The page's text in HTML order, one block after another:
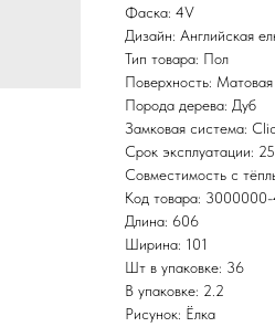
Фаска: 4V
Дизайн: Английская
Тип товара: Пол
Поверхность: Матовая
Порода дерева: Дуб
Замковая система:
Срок эксплуатации: 25
Совместимость с
Код товара:
Длина: 606
Ширина: 101
Шт в упаковке: 36
В упаковке: 2.2
Рисунок: Ёлка